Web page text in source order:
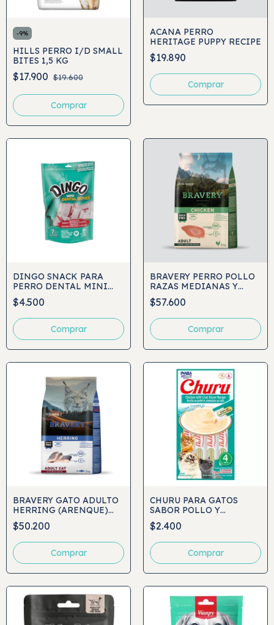
-9%
HILLS PERRO I/D SMALL
BITES 1,5 KG
$17.900 $19.600
ACANA PERRO
HERITAGE PUPPY RECIPE
$19.890
Comprar
DINGO SNACK PARA
PERRO DENTAL MINI
BONES 7UND
$4.500
BRAVERY PERRO POLLO
RAZAS MEDIANAS Y
GRANDES
$57.600
Comprar
BRAVERY GATO ADULTO
HERRING (ARENQUE)
ESTERILIZADO
$50.200
Comprar
CHURU PARA GATOS
SABOR POLLO Y
CANGREJO 4UND
$2.400